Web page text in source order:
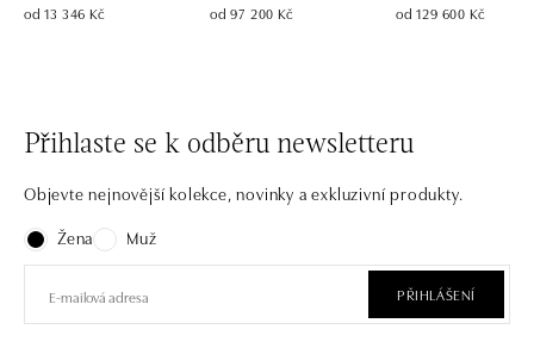
od 13 346 Kč od 97 200 Kč od 129 600 Kč
Přihlaste se k odběru newsletteru
Objevte nejnovější kolekce, novinky a exkluzivní produkty.
Žena
Muž
PŘIHLÁŠENÍ